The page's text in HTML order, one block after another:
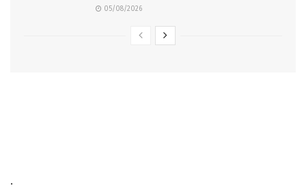
05/08/2026
.